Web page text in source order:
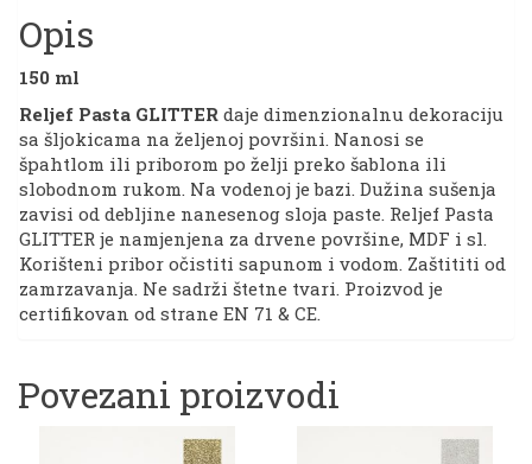
Opis
150 ml
Reljef Pasta GLITTER daje dimenzionalnu dekoraciju
sa šljokicama na željenoj površini. Nanosi se
špahtlom ili priborom po želji preko šablona ili
slobodnom rukom. Na vodenoj je bazi. Dužina sušenja
zavisi od debljine nanesenog sloja paste. Reljef Pasta
GLITTER je namjenjena za drvene površine, MDF i sl.
Korišteni pribor očistiti sapunom i vodom. Zaštititi od
zamrzavanja. Ne sadrži štetne tvari. Proizvod je
certifikovan od strane EN 71 & CE.
Povezani proizvodi